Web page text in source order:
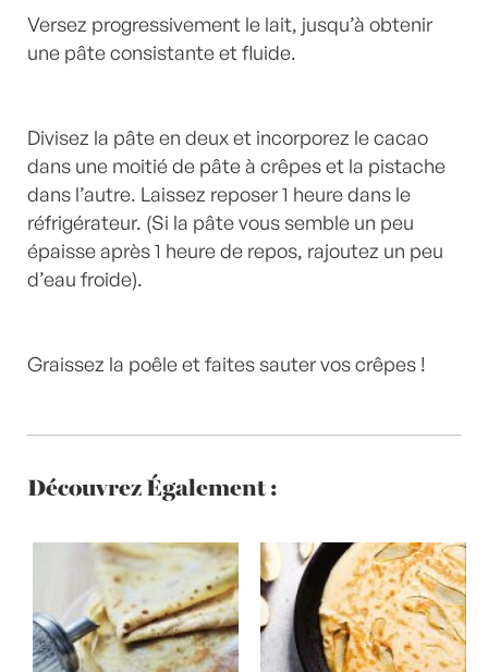
Versez progressivement le lait, jusqu’à obtenir
une pâte consistante et fluide.
Divisez la pâte en deux et incorporez le cacao
dans une moitié de pâte à crêpes et la pistache
dans l’autre. Laissez reposer 1 heure dans le
réfrigérateur. (Si la pâte vous semble un peu
épaisse après 1 heure de repos, rajoutez un peu
d’eau froide).
Graissez la poêle et faites sauter vos crêpes !
Découvrez Également :